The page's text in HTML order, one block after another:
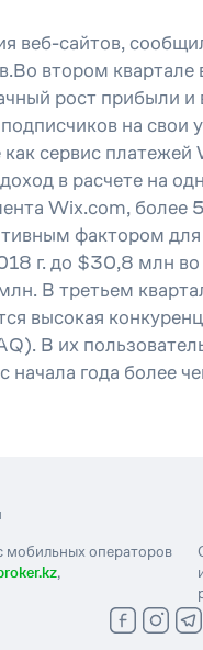
сайтов,
втором
рост прибыли и
на свои
сервис
в расчете на
Wix.com,
фактором
г. до $30,8 млн
В третьем
высокая
В их
года более
мобильных операторов
,